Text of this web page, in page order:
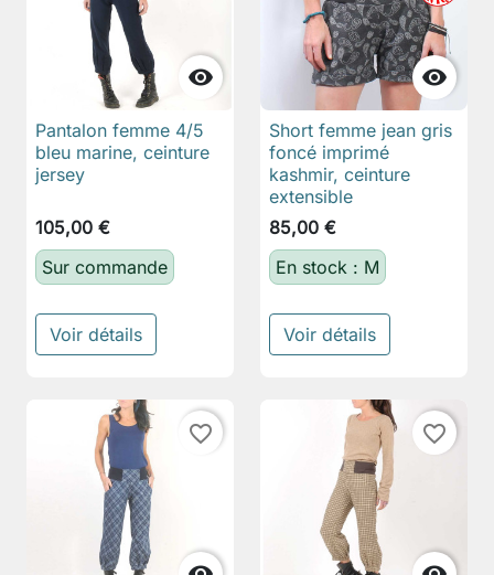

Pantalon femme 4/5
bleu marine, ceinture
jersey
105,00 €
Sur commande
Voir détails

Short femme jean gris
foncé imprimé
kashmir, ceinture
extensible
85,00 €
En stock : M
Voir détails
favorite_border favorite_border